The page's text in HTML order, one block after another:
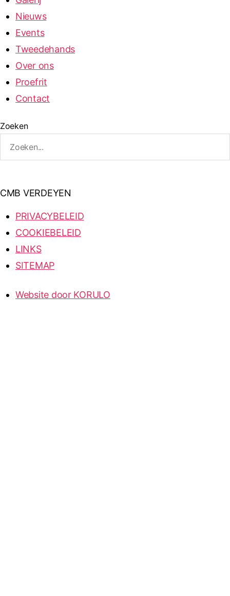
Nieuws
Events
Tweedehands
Over ons
Proefrit
Contact
Zoeken
CMB VERDEYEN
PRIVACYBELEID
COOKIEBELEID
LINKS
SITEMAP
Website door KORULO